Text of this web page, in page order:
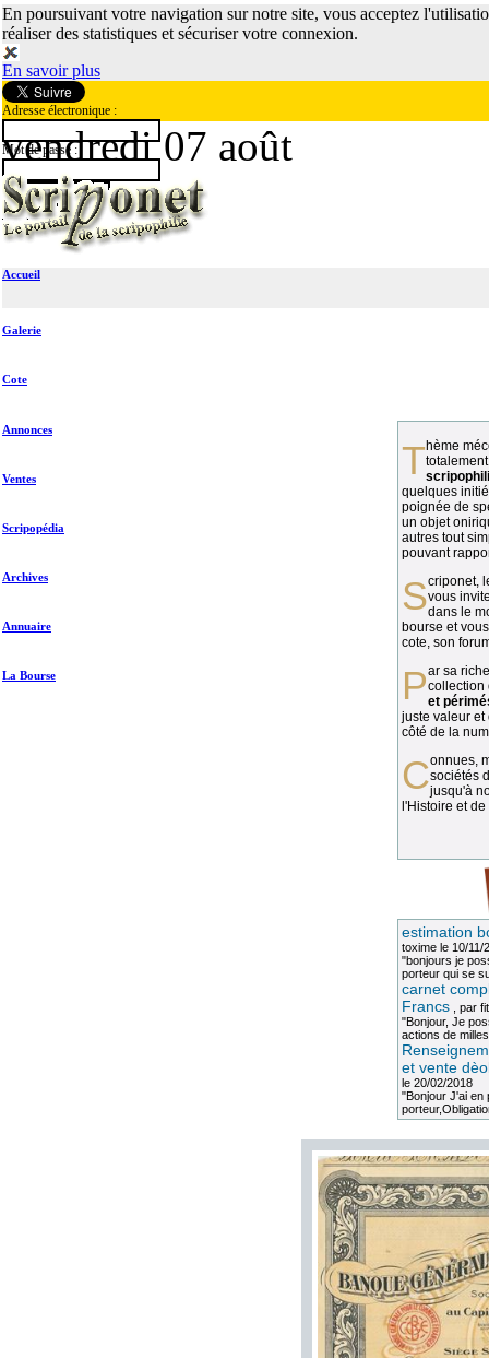
En poursuivant votre navigation sur notre site, vous acceptez
réaliser des statistiques et sécuriser votre connexion.
En savoir plus
Adresse électronique :
Mot de passe :
vendredi 07 août
Accueil
Galerie
Cote
Annonces
Ventes
Scripopédia
Archives
Annuaire
La Bourse
Thème méconnu des collectionneurs et
quelques
poignée de
un objet
autres tout
pouvant
vous
dans le
bourse et
cote, son
Par sa richesse et sa diversité, lacollection
et
juste valeur et
côté de la
Connues, méconnues, ou inconnues, lessociétés
jusqu'à
l'Histoire et
estimation
toximele 10/11/
"bonjours je
porteur qui se
carnet
Francs, par
"Bonjour, Je
actions de
et vente
le 20/02/2018
"Bonjour J'ai en